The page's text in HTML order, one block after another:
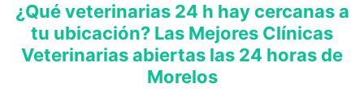
¿Qué veterinarias 24 h hay cercanas a
tu ubicación? Las Mejores Clínicas
Veterinarias abiertas las 24 horas de
Morelos